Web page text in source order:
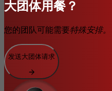
大团体用餐？
您的团队可能需要特殊安排。
发送大团体请求